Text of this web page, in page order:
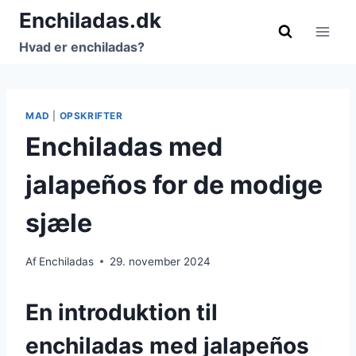
Fortsæt
indhold
Enchiladas.dk
Hvad er enchiladas?
MAD OPSKRIFTER
Enchiladas med
jalapeños for de modige
sjæle
Af Enchiladas 29. november 2024
En introduktion til
enchiladas med jalapeños